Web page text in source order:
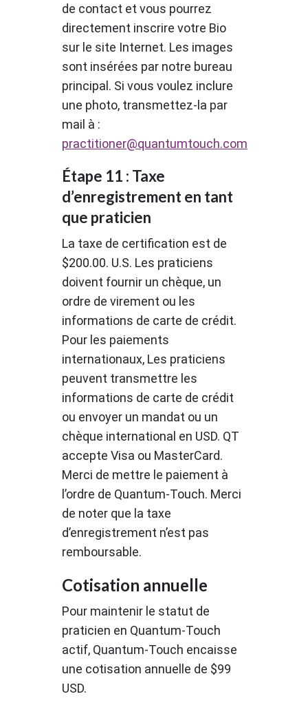
de contact et vous pourrez
directement inscrire votre Bio
sur le site Internet. Les images
sont insérées par notre bureau
principal. Si vous voulez inclure
une photo, transmettez-la par
mail à :
practitioner@quantumtouch.com
Étape 11 : Taxe
d’enregistrement en tant
que praticien
La taxe de certification est de
$200.00. U.S. Les praticiens
doivent fournir un chèque, un
ordre de virement ou les
informations de carte de crédit.
Pour les paiements
internationaux, Les praticiens
peuvent transmettre les
informations de carte de crédit
ou envoyer un mandat ou un
chèque international en USD. QT
accepte Visa ou MasterCard.
Merci de mettre le paiement à
l’ordre de Quantum-Touch. Merci
de noter que la taxe
d’enregistrement n’est pas
remboursable.
Cotisation annuelle
Pour maintenir le statut de
praticien en Quantum-Touch
actif, Quantum-Touch encaisse
une cotisation annuelle de $99
USD.